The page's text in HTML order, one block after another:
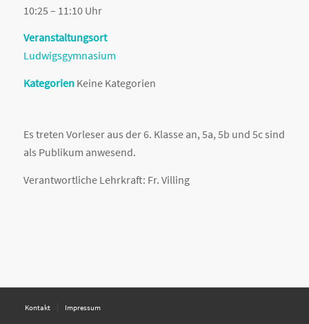
10:25 – 11:10 Uhr
Veranstaltungsort
Ludwigsgymnasium
KategorienKeine Kategorien
Es treten Vorleser aus der 6. Klasse an, 5a, 5b und 5c sind
als Publikum anwesend.
Verantwortliche Lehrkraft: Fr. Villing
Kontakt Impressum